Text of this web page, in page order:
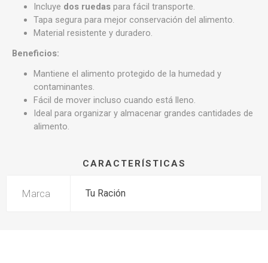
Incluye dos ruedas para fácil transporte.
Tapa segura para mejor conservación del alimento.
Material resistente y duradero.
Beneficios:
Mantiene el alimento protegido de la humedad y
contaminantes.
Fácil de mover incluso cuando está lleno.
Ideal para organizar y almacenar grandes cantidades de
alimento.
CARACTERÍSTICAS
Marca Tu Ración